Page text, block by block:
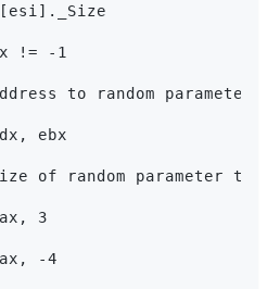
!= -1
to random parameter
ebx
of random parameter to 4
3
-4